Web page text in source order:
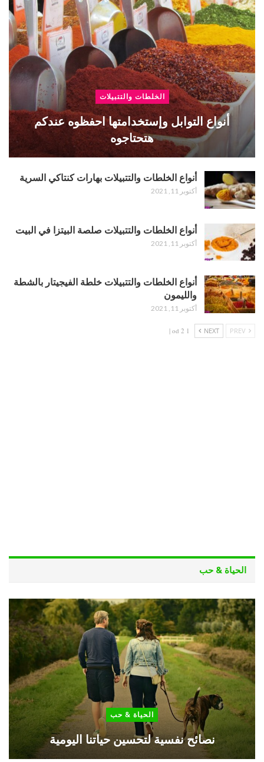
الخلطات والتتبيلات
أنواع التوابل وإستخدامتها احفظوه عندكم
هتحتاجوه
أنواع الخلطات والتتبيلات بهارات كنتاكي السرية
أكتوبر 11, 2021
أنواع الخلطات والتتبيلات صلصة البيتزا في البيت
أكتوبر 11, 2021
أنواع الخلطات والتتبيلات خلطة الفيجيتار بالشطة
والليمون
أكتوبر 11, 2021
NEXT
1 od 2 |
الحياة & حب
الحياة & حب
نصائح نفسية لتحسين حياتنا اليومية